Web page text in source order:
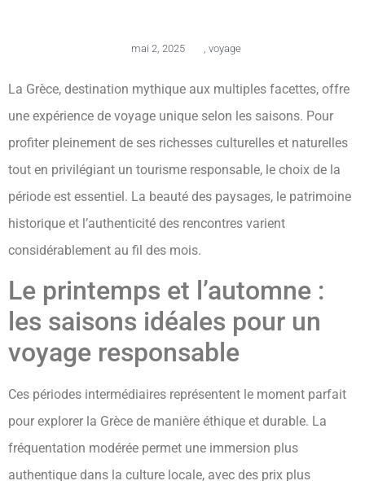
mai 2, 2025 voyage
La Grèce, destination mythique aux multiples facettes, offre
une expérience de voyage unique selon les saisons. Pour
profiter pleinement de ses richesses culturelles et naturelles
tout en privilégiant un tourisme responsable, le choix de la
période est essentiel. La beauté des paysages, le patrimoine
historique et l’authenticité des rencontres varient
considérablement au fil des mois.
Le printemps et l’automne :
les saisons idéales pour un
voyage responsable
Ces périodes intermédiaires représentent le moment parfait
pour explorer la Grèce de manière éthique et durable. La
fréquentation modérée permet une immersion plus
authentique dans la culture locale, avec des prix plus